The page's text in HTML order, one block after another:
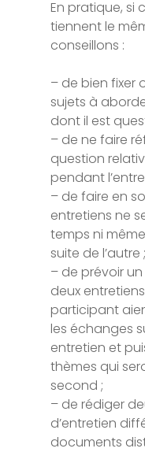
En pratique, si
tiennent le
conseillons :
– de bien fixer
sujets à
dont il est
– de ne faire
question
pendant
– de faire en
entretiens ne
temps ni
suite de l’autre ;
– de prévoir
deux
participant
les échanges
entretien et
thèmes qui
second ;
– de rédiger
d’entretien
documents